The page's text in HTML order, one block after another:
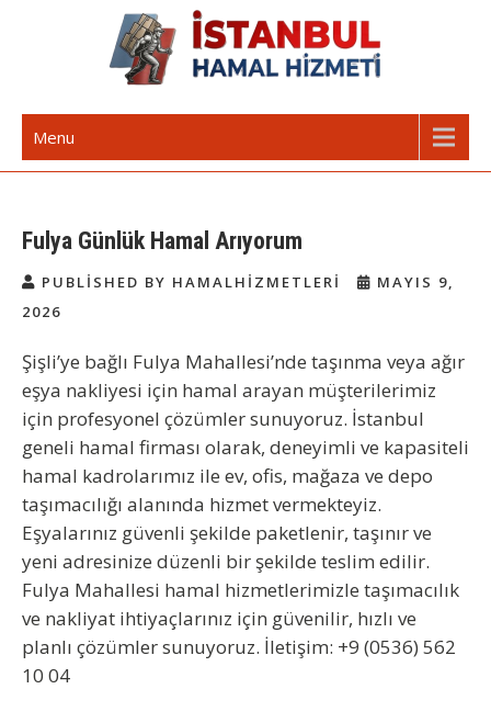
İstanbul Günlük Hamal | Hamal
Arıyorum Hamal Lazım
Menu
Fulya Günlük Hamal Arıyorum
PUBLISHED BY HAMALHIZMETLERI
MAYIS 9,
2026
Şişli’ye bağlı Fulya Mahallesi’nde taşınma veya ağır
eşya nakliyesi için hamal arayan müşterilerimiz
için profesyonel çözümler sunuyoruz. İstanbul
geneli hamal firması olarak, deneyimli ve kapasiteli
hamal kadrolarımız ile ev, ofis, mağaza ve depo
taşımacılığı alanında hizmet vermekteyiz.
Eşyalarınız güvenli şekilde paketlenir, taşınır ve
yeni adresinize düzenli bir şekilde teslim edilir.
Fulya Mahallesi hamal hizmetlerimizle taşımacılık
ve nakliyat ihtiyaçlarınız için güvenilir, hızlı ve
planlı çözümler sunuyoruz. İletişim: +9 (0536) 562
10 04